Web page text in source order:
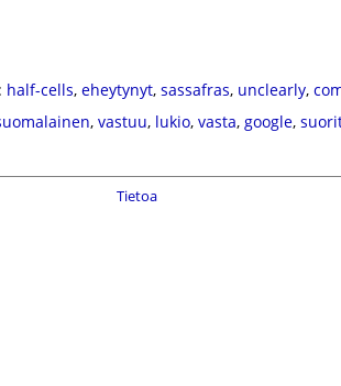
half-cells, eheytynyt, sassafras, unclearly,
, vastuu, lukio, vasta, google,
Tietoa